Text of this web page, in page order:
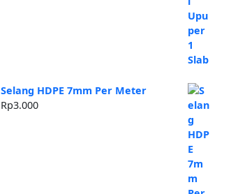
Selang HDPE 7mm Per Meter
Rp3.000